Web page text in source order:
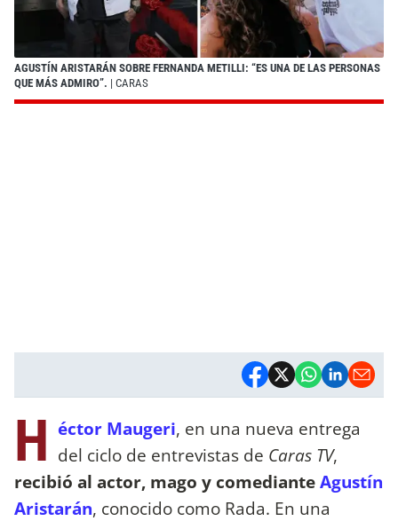
AGUSTÍN ARISTARÁN SOBRE FERNANDA METILLI: “ES UNA DE LAS PERSONAS
QUE MÁS ADMIRO”. | CARAS
H éctor Maugeri, en una nueva entrega
del ciclo de entrevistas de Caras TV,
recibió al actor, mago y comedianteAgustín
Aristarán, conocido como Rada. En una